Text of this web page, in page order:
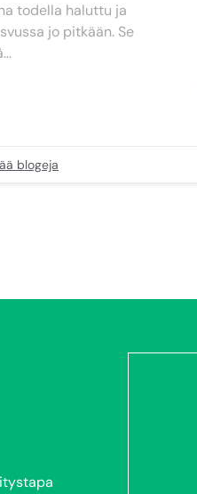
todella haluttu ja
jo pitkään. Se
blogeja